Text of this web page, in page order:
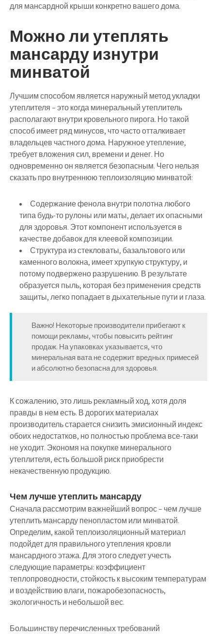
для мансардной крыши конкретно вашего дома.
Можно ли утеплять
мансарду изнутри
минватой
Лучшим способом является наружный метод укладки
утеплителя – это когда минеральный утеплитель
располагают внутри кровельного пирога. Но такой
способ имеет ряд минусов, что часто отталкивает
владельцев частного дома. Наружное утепление,
требует вложения сил, времени и денег. Но
одновременно он является безопасным. Чего нельзя
сказать про внутреннюю теплоизоляцию минватой:
Содержание фенола внутри полотна любого
типа будь-то рулоны или маты, делает их опасными
для здоровья. Этот компонент используется в
качестве добавок для клеевой композиции.
Структура из стекловаты, базальтового или
каменного волокна, имеет хрупкую структуру, и
потому подвержено разрушению. В результате
образуется пыль, которая без применения средств
защиты, легко попадает в дыхательные пути и глаза.
Важно! Некоторые производители прибегают к
помощи рекламы, чтобы повысить рейтинг
продаж. На упаковках указывается, что
минеральная вата не содержит вредных примесей
и абсолютно безопасна для здоровья.
К сожалению, это лишь рекламный ход, хотя доля
правды в нем есть. В дорогих материалах
производитель старается снизить эмисионный индекс
обоих недостатков, но полностью проблема все-таки
не уходит. Экономя на покупке минерального
утеплителя, есть большой риск приобрести
некачественную продукцию.
Чем лучше утеплить мансарду
Сначала рассмотрим важнейший вопрос – чем лучше
утеплить мансарду пенопластом или минватой.
Определим, какой теплоизоляционный материал
подойдет для правильного утепления кровли
мансардного этажа. Для этого следует учесть
следующие параметры: коэффициент
теплопроводности, стойкость к высоким температурам
и воздействию влаги, пожаробезопасность,
экологичность и небольшой вес.
Большинству перечисленных требований